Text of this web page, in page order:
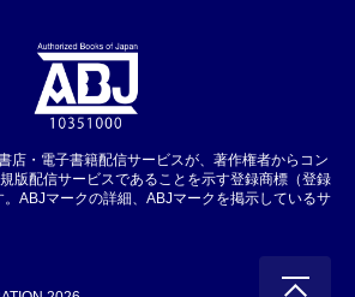
店・電子書籍配信サービスが、著作権者からコン
版配信サービスであることを示す登録商標（登録
ABJマークの詳細、ABJマークを掲示しているサ